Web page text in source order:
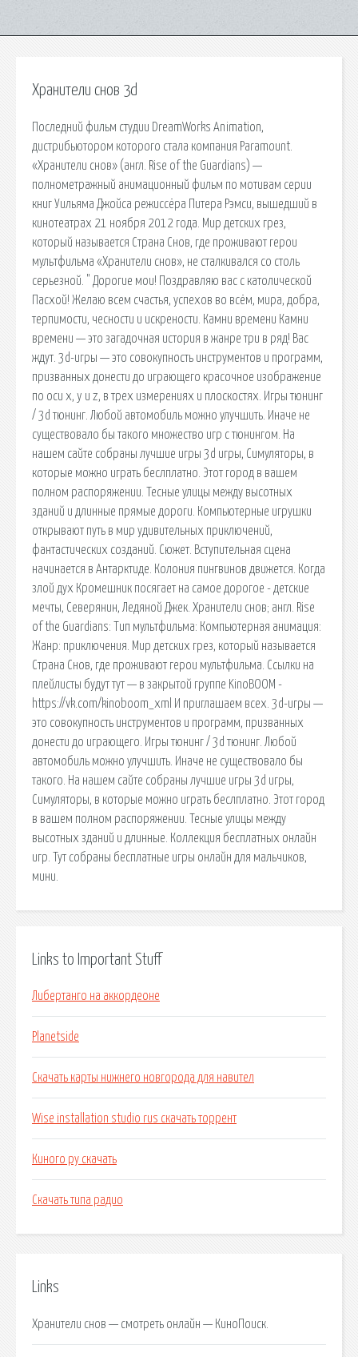
Хранители снов 3d
Последний фильм студии DreamWorks Animation,
дистрибьютором которого стала компания Paramount.
«Хранители снов» (англ. Rise of the Guardians) —
полнометражный анимационный фильм по мотивам серии
книг Уильяма Джойса режиссёра Питера Рэмси, вышедший в
кинотеатрах 21 ноября 2012 года. Мир детских грез,
который называется Страна Снов, где проживают герои
мультфильма «Хранители снов», не сталкивался со столь
серьезной. " Дорогие мои! Поздравляю вас с католической
Пасхой! Желаю всем счастья, успехов во всём, мира, добра,
терпимости, чесности и искрености. Камни времени Камни
времени — это загадочная история в жанре три в ряд! Вас
ждут. 3d-игры — это совокупность инструментов и программ,
призванных донести до играющего красочное изображение
по оси x, y и z, в трех измерениях и плоскостях. Игры тюнинг
/ 3d тюнинг. Любой автомобиль можно улучшить. Иначе не
существовало бы такого множество игр с тюнингом. На
нашем сайте собраны лучшие игры 3d игры, Симуляторы, в
которые можно играть беслплатно. Этот город в вашем
полном распоряжении. Тесные улицы между высотных
зданий и длинные прямые дороги. Компьютерные игрушки
открывают путь в мир удивительных приключений,
фантастических созданий. Сюжет. Вступительная сцена
начинается в Антарктиде. Колония пингвинов движется. Когда
злой дух Кромешник посягает на самое дорогое - детские
мечты, Северянин, Ледяной Джек. Хранители снов; англ. Rise
of the Guardians: Тип мультфильма: Компьютерная анимация:
Жанр: приключения. Мир детских грез, который называется
Страна Снов, где проживают герои мультфильма. Ссылки на
плейлисты будут тут — в закрытой группе KinoBOOM -
https://vk.com/kinoboom_xml И приглашаем всех. 3d-игры —
это совокупность инструментов и программ, призванных
донести до играющего. Игры тюнинг / 3d тюнинг. Любой
автомобиль можно улучшить. Иначе не существовало бы
такого. На нашем сайте собраны лучшие игры 3d игры,
Симуляторы, в которые можно играть беслплатно. Этот город
в вашем полном распоряжении. Тесные улицы между
высотных зданий и длинные. Коллекция бесплатных онлайн
игр. Тут собраны бесплатные игры онлайн для мальчиков,
мини.
Links to Important Stuff
Либертанго на аккордеоне
Planetside
Скачать карты нижнего новгорода для навител
Wise installation studio rus скачать торрент
Киного ру скачать
Скачать типа радио
Links
Хранители снов — смотреть онлайн — КиноПоиск.